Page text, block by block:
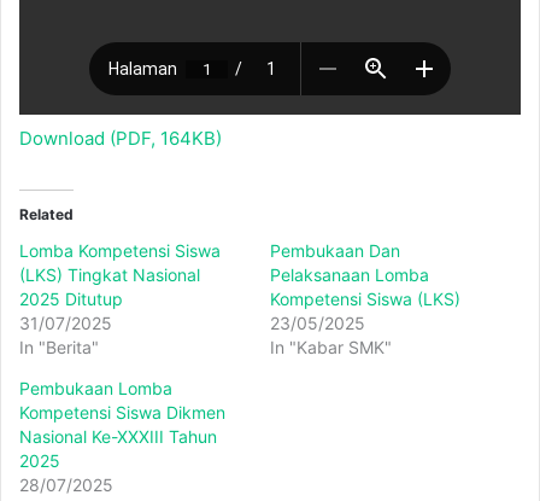
Download (PDF, 164KB)
Related
Lomba Kompetensi Siswa
(LKS) Tingkat Nasional
2025 Ditutup
31/07/2025
In "Berita"
Pembukaan Dan
Pelaksanaan Lomba
Kompetensi Siswa (LKS)
23/05/2025
In "Kabar SMK"
Pembukaan Lomba
Kompetensi Siswa Dikmen
Nasional Ke-XXXIII Tahun
2025
28/07/2025